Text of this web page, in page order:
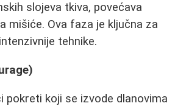
slojeva tkiva, povećava
mišiće. Ova faza je ključna za
tehnike.
pokreti koji se izvode dlanovima